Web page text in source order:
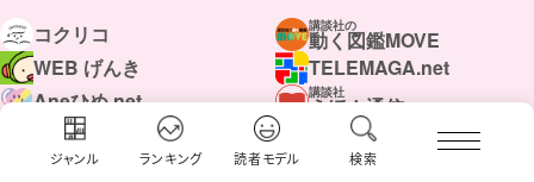
ジャンル ランキング 読者モデル 検索
コクリコ
講談社の
動く図鑑MOVE
WEB げんき
TELEMAGA.net
Aneひめ.net
講談社
えほん通信
青い鳥文庫
はやみねかおる FAN CLUB
赤い夢学園